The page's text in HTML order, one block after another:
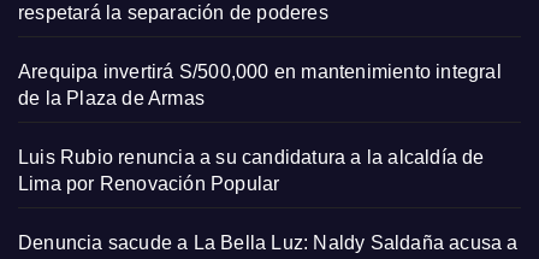
respetará la separación de poderes
Arequipa invertirá S/500,000 en mantenimiento integral
de la Plaza de Armas
Luis Rubio renuncia a su candidatura a la alcaldía de
Lima por Renovación Popular
Denuncia sacude a La Bella Luz: Naldy Saldaña acusa a